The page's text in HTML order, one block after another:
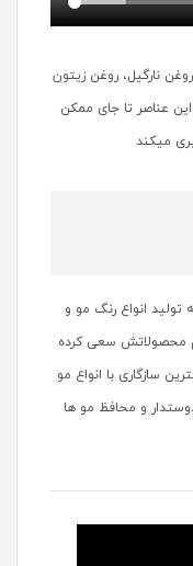
نارگیل، روغن زیتون
عناصر تا جای ممکن
میکند
انواع رنگ مو و
محصولاتش سعی کرده
سازگاری با انواع مو
و محافظ مو ها